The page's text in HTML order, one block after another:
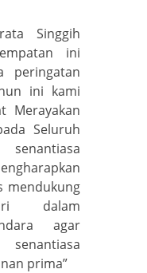
Singgih
ini
peringatan
ini kami
Merayakan
Seluruh
senantiasa
mendukung
dalam
agar
prima”